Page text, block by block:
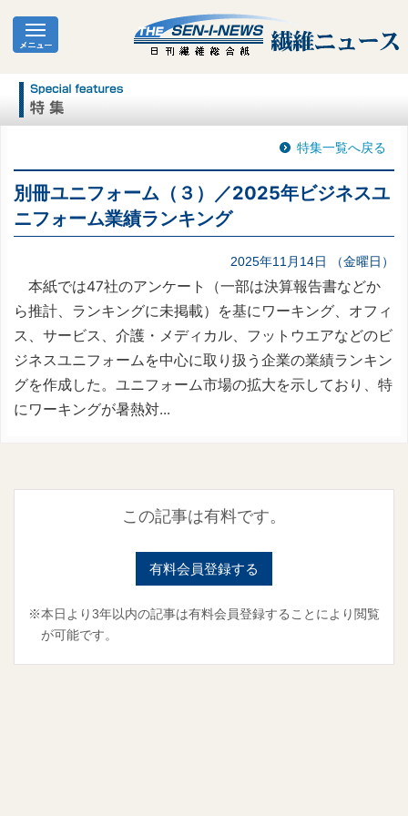
特集一覧へ戻る
別冊ユニフォーム（３）／2025年ビジネスユ
ニフォーム業績ランキング
2025年11月14日 （金曜日）
本紙では47社のアンケート（一部は決算報告書などか
ら推計、ランキングに未掲載）を基にワーキング、オフィ
ス、サービス、介護・メディカル、フットウエアなどのビ
ジネスユニフォームを中心に取り扱う企業の業績ランキン
グを作成した。ユニフォーム市場の拡大を示しており、特
にワーキングが暑熱対...
この記事は有料です。
有料会員登録する
※本日より3年以内の記事は有料会員登録することにより閲覧
が可能です。